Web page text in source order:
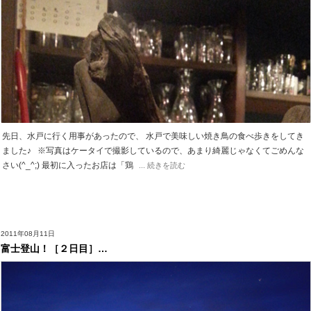
先日、水戸に行く用事があったので、 水戸で美味しい焼き鳥の食べ歩きをしてき
ました♪ ※写真はケータイで撮影しているので、あまり綺麗じゃなくてごめんな
さい(^_^;) 最初に入ったお店は「鶏
... 続きを読む
2011年08月11日
富士登山！［２日目］…